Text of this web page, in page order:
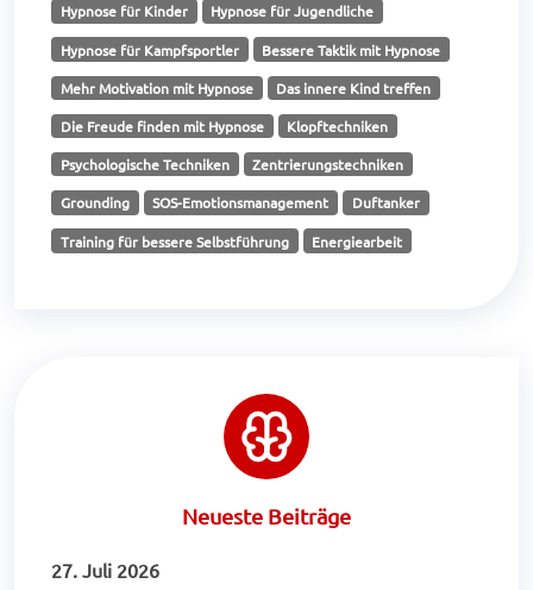
Hypnose für Kinder Hypnose für Jugendliche
Hypnose für Kampfsportler Bessere Taktik mit Hypnose
Mehr Motivation mit Hypnose Das innere Kind treffen
Die Freude finden mit Hypnose Klopftechniken
Psychologische Techniken Zentrierungstechniken
Grounding SOS-Emotionsmanagement Duftanker
Training für bessere Selbstführung Energiearbeit
Neueste Beiträge
27. Juli 2026